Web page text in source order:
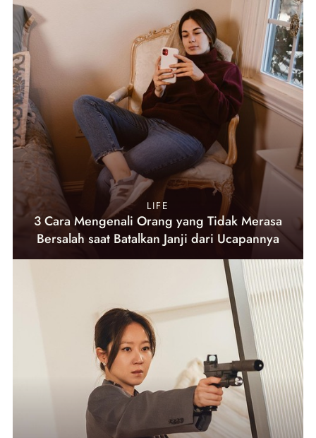
LIFE
3 Cara Mengenali Orang yang Tidak Merasa
Bersalah saat Batalkan Janji dari Ucapannya